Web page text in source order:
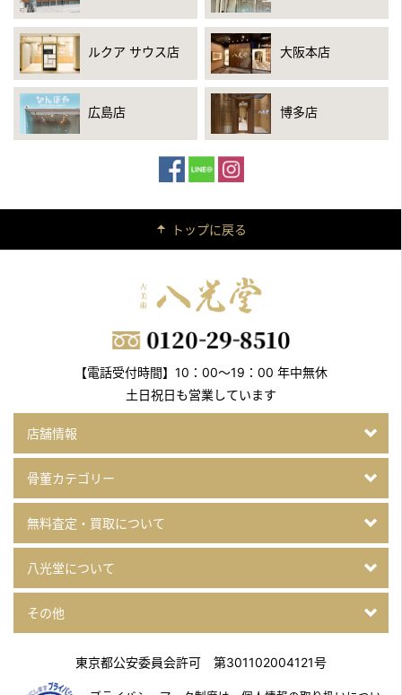
ルクア サウス店 大阪本店
広島店 博多店
トップに戻る
【電話受付時間】10：00～19：00 年中無休
土日祝日も営業しています
店舗情報
骨董カテゴリー
無料査定・買取について
八光堂について
その他
東京都公安委員会許可 第301102004121号